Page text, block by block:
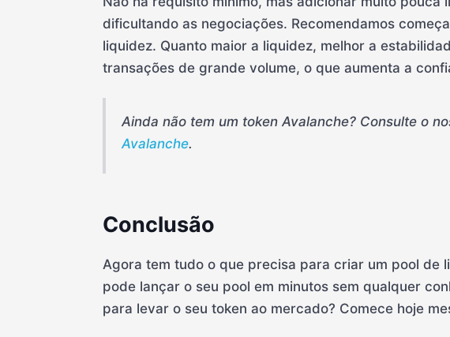
dificultando as negociações. Recomendamos
liquidez. Quanto maior a liquidez, melhor a
transações de grande volume, o que aumenta a
Ainda não tem um token Avalanche? Consulte o
Avalanche.
Conclusão
Agora tem tudo o que precisa para criar um pool de
pode lançar o seu pool em minutos sem qualquer
para levar o seu token ao mercado? Comece hoje